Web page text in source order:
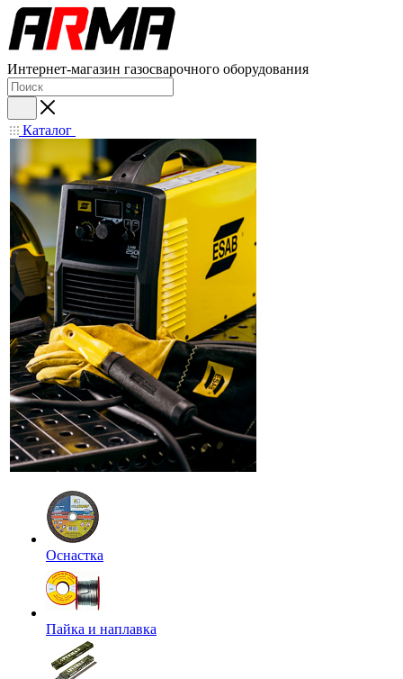
Интернет-магазин газосварочного оборудования
Каталог
Оснастка
Пайка и наплавка